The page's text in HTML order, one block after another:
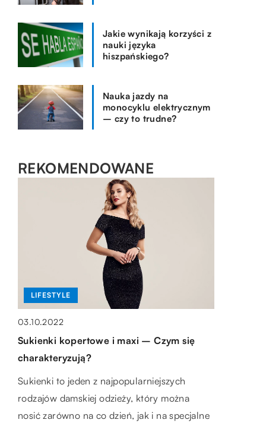
Jakie wynikają korzyści z
nauki języka
hiszpańskiego?
Nauka jazdy na
monocyklu elektrycznym
– czy to trudne?
REKOMENDOWANE
BIZNES + RYNEK I FINANSE
16.03.2022
Zleć audyt SXO – (SXO) Search
Experience Optimization to przyszłość!
Jako przedsiębiorca nie powinieneś się bać,
co nie oznacza, że nie należy być rozsądnym,
jednakże zleć audyt SXO – to […]
LIFESTYLE
03.10.2022
Sukienki kopertowe i maxi – Czym się
charakteryzują?
Sukienki to jeden z najpopularniejszych
rodzajów damskiej odzieży, który można
nosić zarówno na co dzień, jak i na specjalne
BUDOWANIE
05.09.2021
Dlaczego każdy deweloper powinien
współpracować z biurem
architektonicznym?
Inwestycje budowlane to bardzo poważne
przedsięwzięcia. Tworzenie różnych obiektów